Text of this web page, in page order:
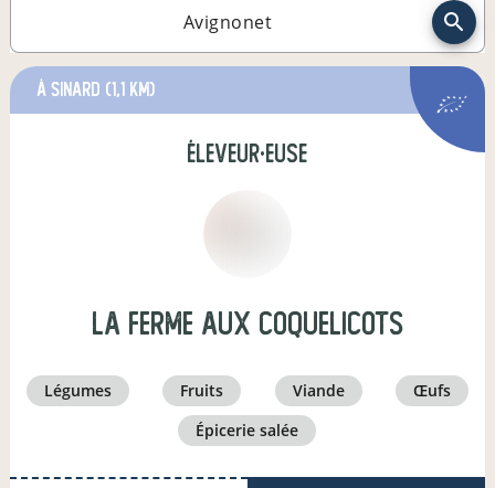
à Sinard (1,1 km)
éleveur·euse
la ferme aux coquelicots
légumes fruits viande
œufs
épicerie salée